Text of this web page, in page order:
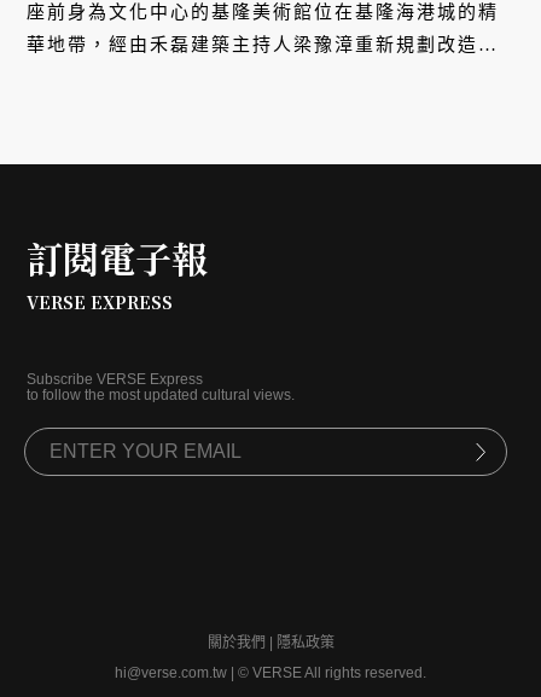
座前身為文化中心的基隆美術館位在基隆海港城的精
華地帶，經由禾磊建築主持人梁豫漳重新規劃改造，
訂閱電子報
VERSE EXPRESS
Subscribe VERSE Express
to follow the most updated cultural views.
關於我們
隱私政策
hi@verse.com.tw
© VERSE All rights reserved.